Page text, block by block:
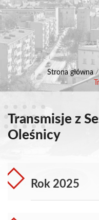
Strona główna /
Transmisje z
Oleśnicy
Rok 2025